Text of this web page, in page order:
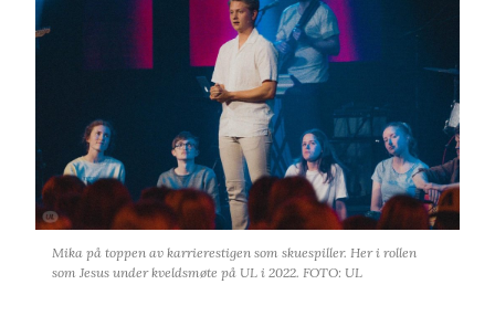
Mika på toppen av karrierestigen som skuespiller. Her i rollen
som Jesus under kveldsmøte på UL i 2022. FOTO: UL